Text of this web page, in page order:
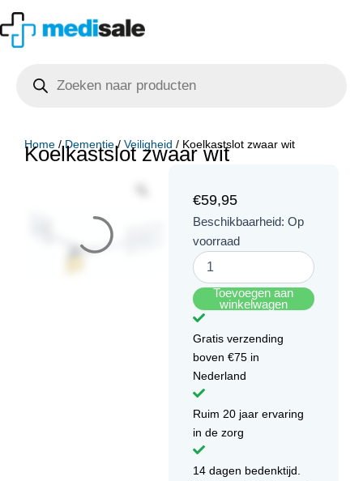
naar
de
zoeken
Home /Dementie/ Veiligheid / Koelkastslot zwaar wit
Koelkastslot zwaar wit
€59,95
Beschikbaarheid: Op
voorraad
Koelkastslot
wit
aantal
Toevoegen aan
winkelwagen
Gratis verzending
boven €75 in
Nederland
Ruim 20 jaar ervaring
in de zorg
14 dagen bedenktijd.